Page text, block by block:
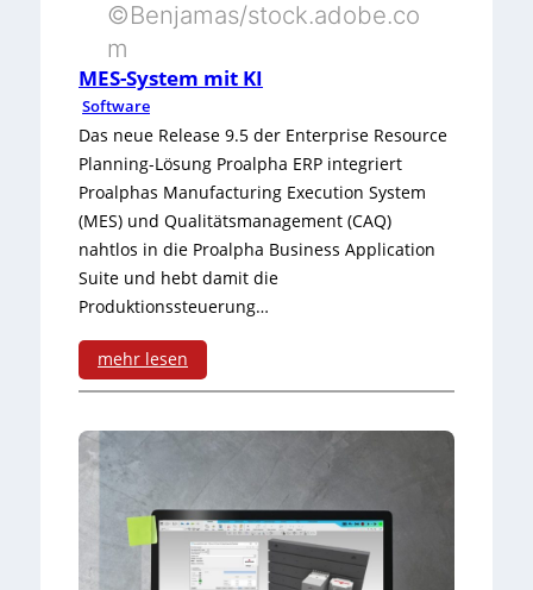
u
s
l
e
f
r
e
i
s
t
z
H
ü
r
d
e
n
b
r
e
m
e
©Benjamas/stock.adobe.co
m
MES-System mit KI
Software
Das neue Release 9.5 der Enterprise Resource
Planning-Lösung Proalpha ERP integriert
Proalphas Manufacturing Execution System
(MES) und Qualitätsmanagement (CAQ)
nahtlos in die Proalpha Business Application
Suite und hebt damit die
Produktionssteuerung…
mehr lesen
:
M